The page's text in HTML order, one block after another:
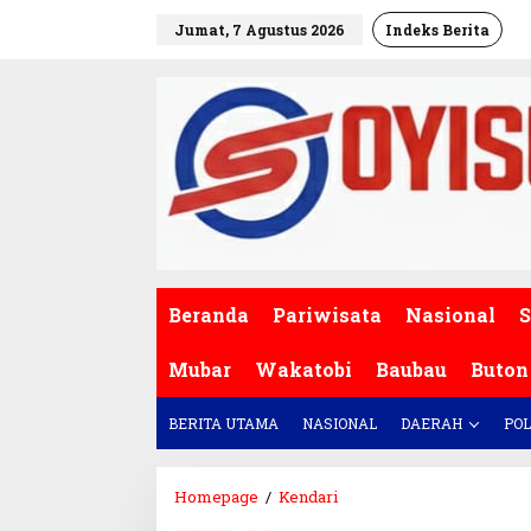
Jumat, 7 Agustus 2026 Indeks Berita
Beranda Pariwisata Nasional
Mubar Wakatobi Baubau Buton
BERITA UTAMA NASIONAL DAERAH
Homepage / Kendari